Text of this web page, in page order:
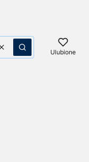
WyczyśćSzukaj Ulubione